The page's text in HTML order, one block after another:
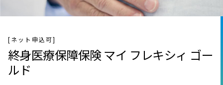
[ネット申込可]
終身医療保障保険 マイ フレキシィ ゴー
ルド